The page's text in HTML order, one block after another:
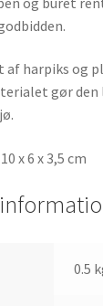
af harpiks og
gør
x 6 x 3,5 cm
0.5